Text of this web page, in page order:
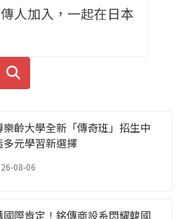
人加入，一起在日本
搜尋
樂齡大學全新「傳奇班」招生中
多元學習新選擇
08-06
國際肯定！銘傳商設系閃耀韓國